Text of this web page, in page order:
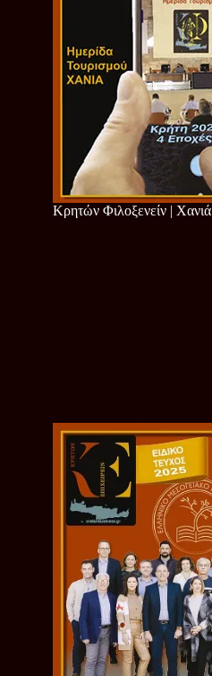
Κρητών Φιλοξενείν | Χανιά